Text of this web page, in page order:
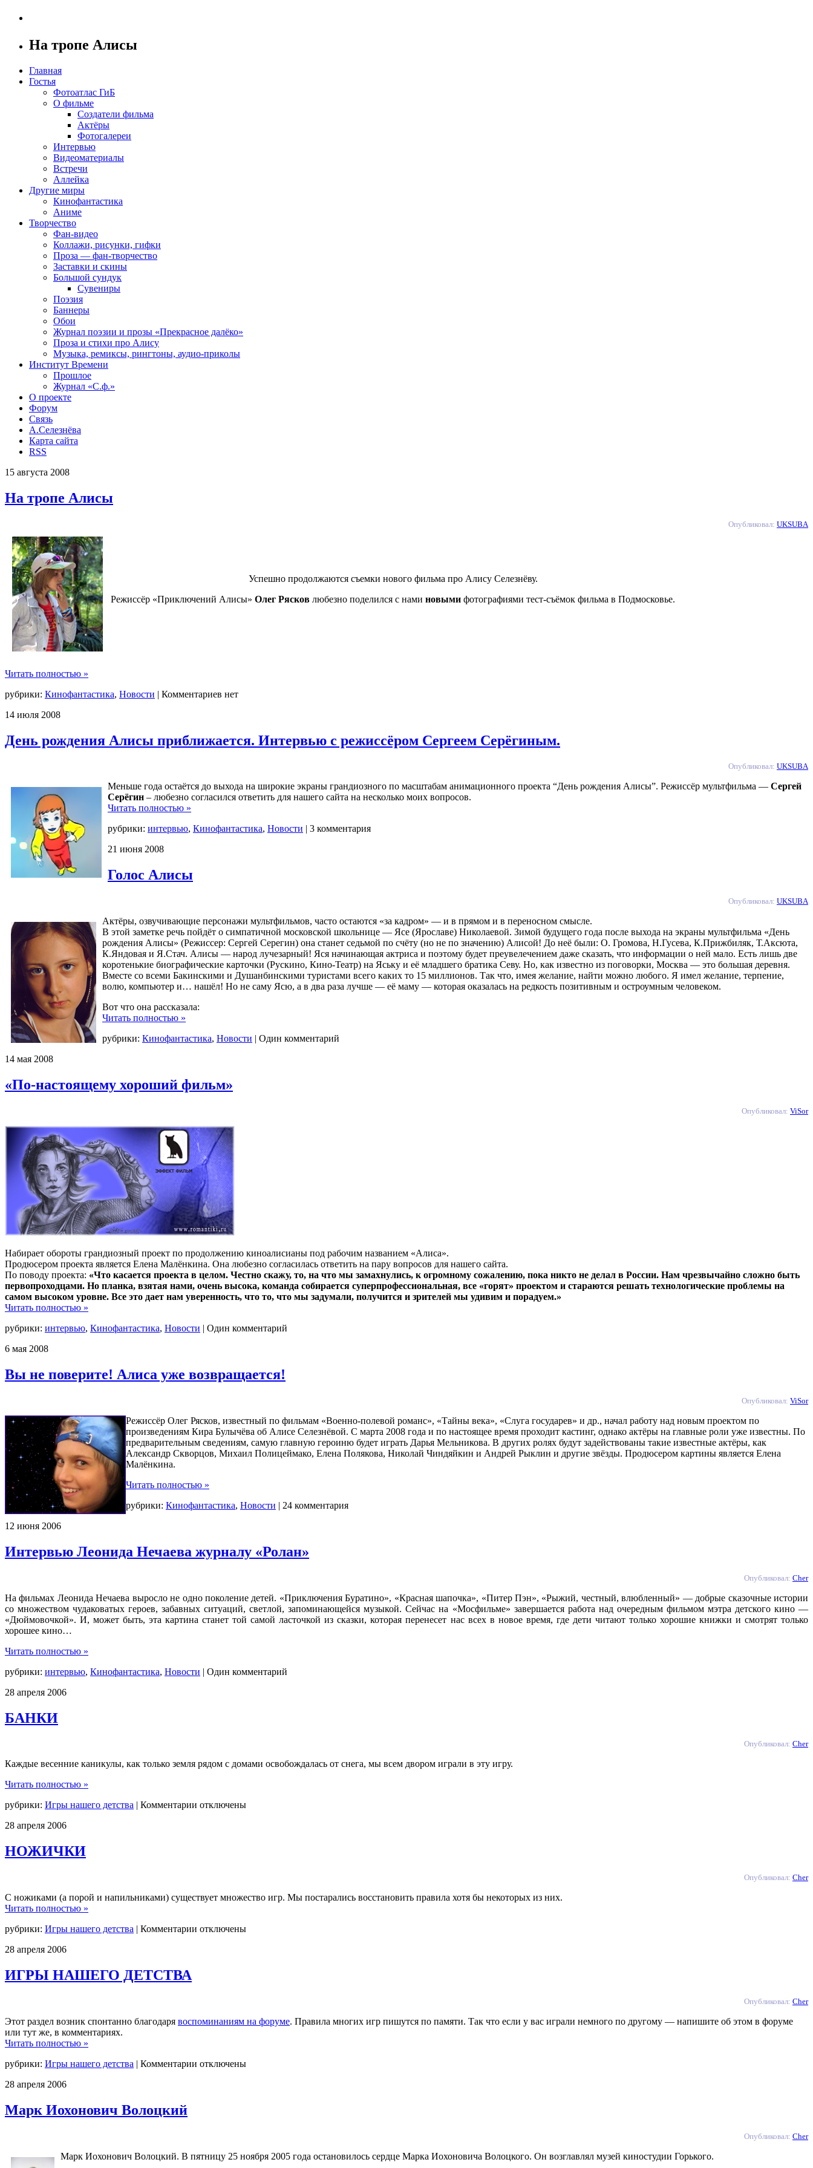
На тропе Алисы
Главная
Гостья
Фотоатлас ГиБ
О фильме
Создатели фильма
Актёры
Фотогалереи
Интервью
Видеоматериалы
Встречи
Аллейка
Другие миры
Кинофантастика
Аниме
Творчество
Фан-видео
Коллажи, рисунки, гифки
Проза — фан-творчество
Заставки и скины
Большой сундук
Сувениры
Поэзия
Баннеры
Обои
Журнал поэзии и прозы «Прекрасное далёко»
Проза и стихи про Алису
Музыка, ремиксы, рингтоны, аудио-приколы
Институт Времени
Прошлое
Журнал «С.ф.»
О проекте
Форум
Связь
А.Селезнёва
Карта сайта
RSS
15 августа 2008
На тропе Алисы
Опубликовал: UKSUBA
Успешно продолжаются съемки нового фильма про Алису Селезнёву.
Режиссёр «Приключений Алисы» Олег Рясков любезно поделился с нами новыми фотографиями тест-съёмок фильма в Подмосковье.
Читать полностью »
рубрики: Кинофантастика, Новости | Комментариев нет
14 июля 2008
День рождения Алисы приближается. Интервью с режиссёром Сергеем Серёгиным.
Опубликовал: UKSUBA
Меньше года остаётся до выхода на широкие экраны грандиозного по масштабам анимационного проекта “День рождения Алисы”. Режиссёр мультфильма — Сергей
Серёгин – любезно согласился ответить для нашего сайта на несколько моих вопросов.
Читать полностью »
рубрики: интервью, Кинофантастика, Новости | 3 комментария
21 июня 2008
Голос Алисы
Опубликовал: UKSUBA
Актёры, озвучивающие персонажи мультфильмов, часто остаются «за кадром» — и в прямом и в переносном смысле.
В этой заметке речь пойдёт о симпатичной московской школьнице — Ясе (Ярославе) Николаевой. Зимой будущего года после выхода на экраны мультфильма «День
рождения Алисы» (Режиссер: Сергей Серегин) она станет седьмой по счёту (но не по значению) Алисой! До неё были: О. Громова, Н.Гусева, К.Прижбиляк, Т.Аксюта,
К.Яндовая и Я.Стач. Алисы — народ лучезарный! Яся начинающая актриса и поэтому будет преувелечением даже сказать, что информации о ней мало. Есть лишь две
коротенькие биографические карточки (Рускино, Кино-Театр) на Яську и её младшего братика Севу. Но, как известно из поговорки, Москва — это большая деревня.
Вместе со всеми Бакинскими и Душанбинскими туристами всего каких то 15 миллионов. Так что, имея желание, найти можно любого. Я имел желание, терпение,
волю, компьютер и… нашёл! Но не саму Ясю, а в два раза лучше — её маму — которая оказалась на редкость позитивным и остроумным человеком.
Вот что она рассказала:
Читать полностью »
рубрики: Кинофантастика, Новости | Один комментарий
14 мая 2008
«По-настоящему хороший фильм»
Опубликовал: ViSor
Набирает обороты грандиозный проект по продолжению киноалисианы под рабочим названием «Алиса».
Продюсером проекта является Елена Малёнкина. Она любезно согласилась ответить на пару вопросов для нашего сайта.
По поводу проекта: «Что касается проекта в целом. Честно скажу, то, на что мы замахнулись, к огромному сожалению, пока никто не делал в России. Нам чрезвычайно сложно быть
первопроходцами. Но планка, взятая нами, очень высока, команда собирается суперпрофессиональная, все «горят» проектом и стараются решать технологические проблемы на
самом высоком уровне. Все это дает нам уверенность, что то, что мы задумали, получится и зрителей мы удивим и порадуем.»
Читать полностью »
рубрики: интервью, Кинофантастика, Новости | Один комментарий
6 мая 2008
Вы не поверите! Алиса уже возвращается!
Опубликовал: ViSor
Режиссёр Олег Рясков, известный по фильмам «Военно-полевой романс», «Тайны века», «Слуга государев» и др., начал работу над новым проектом по
произведениям Кира Булычёва об Алисе Селезнёвой. С марта 2008 года и по настоящее время проходит кастинг, однако актёры на главные роли уже известны. По
предварительным сведениям, самую главную героиню будет играть Дарья Мельникова. В других ролях будут задействованы такие известные актёры, как
Александр Скворцов, Михаил Полицеймако, Елена Полякова, Николай Чиндяйкин и Андрей Рыклин и другие звёзды. Продюсером картины является Елена
Малёнкина.
Читать полностью »
рубрики: Кинофантастика, Новости | 24 комментария
12 июня 2006
Интервью Леонида Нечаева журналу «Ролан»
Опубликовал: Cher
На фильмах Леонида Нечаева выросло не одно поколение детей. «Приключения Буратино», «Красная шапочка», «Питер Пэн», «Рыжий, честный, влюбленный» — добрые сказочные истории
со множеством чудаковатых героев, забавных ситуаций, светлой, запоминающейся музыкой. Сейчас на «Мосфильме» завершается работа над очередным фильмом мэтра детского кино —
«Дюймовочкой». И, может быть, эта картина станет той самой ласточкой из сказки, которая перенесет нас всех в новое время, где дети читают только хорошие книжки и смотрят только
хорошее кино…
Читать полностью »
рубрики: интервью, Кинофантастика, Новости | Один комментарий
28 апреля 2006
БАНКИ
Опубликовал: Cher
Каждые весенние каникулы, как только земля рядом с домами освобождалась от снега, мы всем двором играли в эту игру.
Читать полностью »
рубрики: Игры нашего детства Комментарии котключены
28 апреля 2006
НОЖИЧКИ
Опубликовал: Cher
С ножиками (а порой и напильниками) существует множество игр. Мы постарались восстановить правила хотя бы некоторых из них.
Читать полностью »
рубрики: Игры нашего детства | Комментарии котключены
28 апреля 2006
ИГРЫ НАШЕГО ДЕТСТВА
Опубликовал: Cher
Этот раздел возник спонтанно благодаря воспоминаниям на форуме. Правила многих игр пишутся по памяти. Так что если у вас играли немного по другому — напишите об этом в форуме
или тут же, в комментариях.
Читать полностью »
рубрики: Игры нашего детства | Комментарии котключены
28 апреля 2006
Марк Иохонович Волоцкий
Опубликовал: Cher
Марк Иохонович Волоцкий. В пятницу 25 ноября 2005 года остановилось сердце Марка Иохоновича Волоцкого. Он возглавлял музей киностудии Горького.